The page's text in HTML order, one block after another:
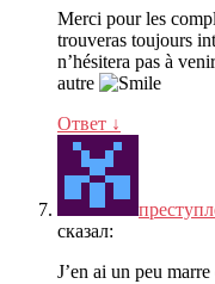
Merci pour les
trouveras toujours
n’hésitera pas à
autre
Ответ ↓
сказал:
J’en ai un peu